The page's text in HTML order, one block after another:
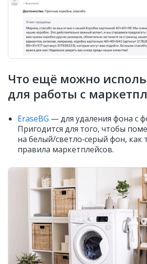
Что ещё можно
для работы с
EraseBG — для удаления фона с
Пригодится для того, чтобы
на белый/светло‑серый фон, как
правила маркетплейсов.